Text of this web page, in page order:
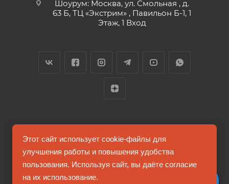
Шоурум: Москва, ул. Смольная , д.
63 Б, ТЦ «Экстрим» , Павильон Б-1, 1
Этаж, 1 Вход
2026 © FUTUMAG.RU
Информация на сайте не является публичной офертой
Этот сайт использует cookie-файлы для
улучшения работы и повышения удобства
пользования. Используя сайт, вы даёте согласие
на их использование.